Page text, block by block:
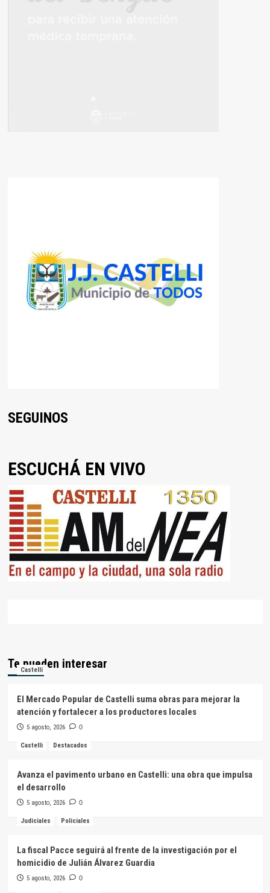
SEGUINOS
ESCUCHÁ EN VIVO
Te pueden interesar
Castelli
El Mercado Popular de Castelli suma obras para mejorar la
atención y fortalecer a los productores locales
5 agosto, 2026 0
Castelli Destacados
Avanza el pavimento urbano en Castelli: una obra que impulsa
el desarrollo
5 agosto, 2026 0
Judiciales Policiales
La fiscal Pacce seguirá al frente de la investigación por el
homicidio de Julián Álvarez Guardia
5 agosto, 2026 0